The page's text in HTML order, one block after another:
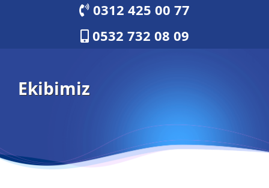
0312 425 00 77
0532 732 08 09
Ekibimiz